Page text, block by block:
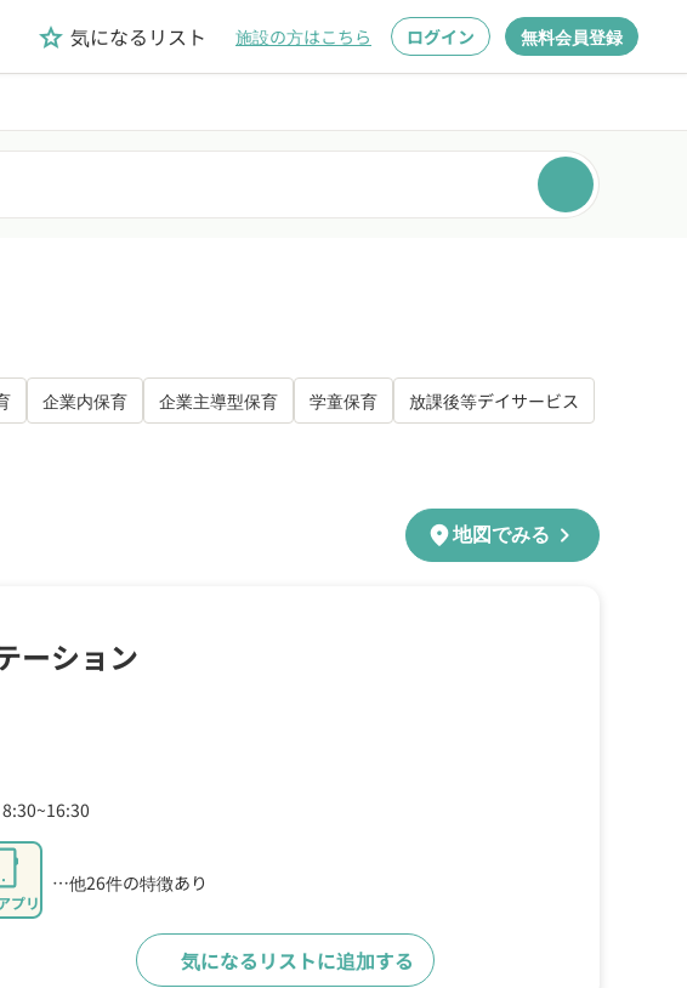
grade 気になるリスト 施設の方はこちら ログイン 無料会員登録
企業内保育 企業主導型保育 学童保育
放課後等デイサービス
location_on地図でみる chevron_right
ーション
プリ
…他26件の特徴あり
気になるリストに追加する